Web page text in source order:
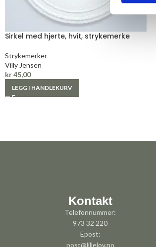
Sirkel med hjerte, hvit, strykemerke
Strykemerker
Villy Jensen
kr45,00
LEGG I HANDLEKURV
Kontakt
Telefonnummer:
973 32 220
Epost:
post@lillelov.no